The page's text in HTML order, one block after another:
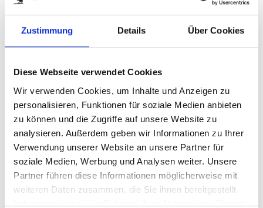
Zustimmung Details Über Cookies
Diese Webseite verwendet Cookies
Wir verwenden Cookies, um Inhalte und Anzeigen zu
personalisieren, Funktionen für soziale Medien anbieten
zu können und die Zugriffe auf unsere Website zu
analysieren. Außerdem geben wir Informationen zu Ihrer
Verwendung unserer Website an unsere Partner für
soziale Medien, Werbung und Analysen weiter. Unsere
Partner führen diese Informationen möglicherweise mit
weiteren Daten zusammen, die Sie ihnen bereitgestellt
Menge eingeben
Die Mindestbestellmenge dieses Artikels ist 5.
8,20 €
(inkl. MwSt.|zzgl. MwSt.)
zzgl. MwSt., zzgl. Versandkosten